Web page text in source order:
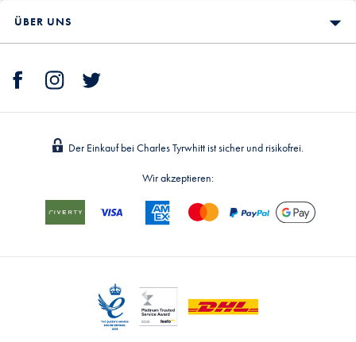
ÜBER UNS
Der Einkauf bei Charles Tyrwhitt ist sicher und risikofrei.
Wir akzeptieren: